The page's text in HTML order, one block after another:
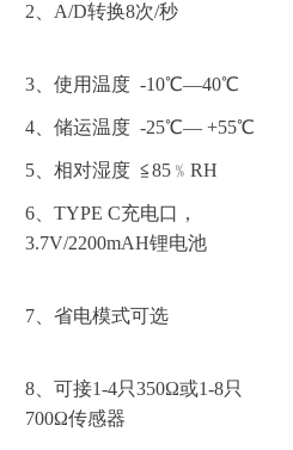
2、A/D转换8次/秒
3、使用温度 -10℃—40℃
4、储运温度 -25℃— +55℃
5、相对湿度 ≦85﹪RH
6、TYPE C充电口，
3.7V/2200mAH锂电池
7、省电模式可选
8、可接1-4只350Ω或1-8只
700Ω传感器